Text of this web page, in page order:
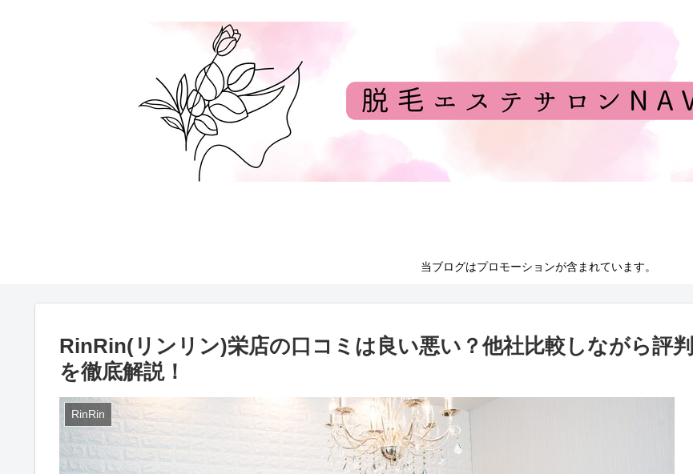
当ブログはプロモーションが含まれています。
RinRin(リンリン)栄店の口コミは良い悪い？他社比較しながら評判
を徹底解説！
RinRin